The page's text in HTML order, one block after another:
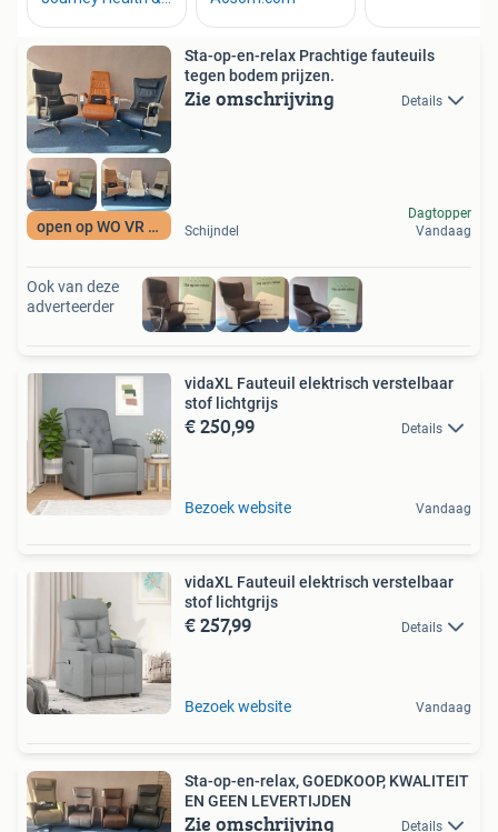
open op WO VR ZA
Sta-op-en-relax Prachtige fauteuils
tegen bodem prijzen.
Zie omschrijving Details
Schijndel
Dagtopper
Vandaag
Ook van deze
adverteerder
vidaXL Fauteuil elektrisch verstelbaar
stof lichtgrijs
€ 250,99 Details
Bezoek website Vandaag
vidaXL Fauteuil elektrisch verstelbaar
stof lichtgrijs
€ 257,99 Details
Bezoek website Vandaag
Sta-op-en-relax, GOEDKOOP, KWALITEIT
EN GEEN LEVERTIJDEN
Zie omschrijving Details